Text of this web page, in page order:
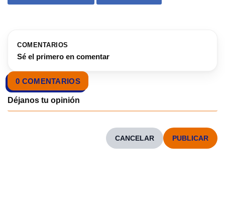
COMENTARIOS
Sé el primero en comentar
0 COMENTARIOS
CANCELAR